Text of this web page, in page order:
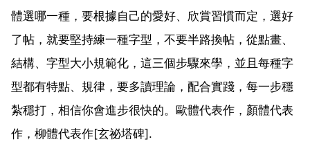
體選哪一種，要根據自己的愛好、欣賞習慣而定，選好
了帖，就要堅持練一種字型，不要半路換帖，從點畫、
結構、字型大小規範化，這三個步驟來學，並且每種字
型都有特點、規律，要多讀理論，配合實踐，每一步穩
紮穩打，相信你會進步很快的。歐體代表作，顏體代表
作，柳體代表作[玄祕塔碑].